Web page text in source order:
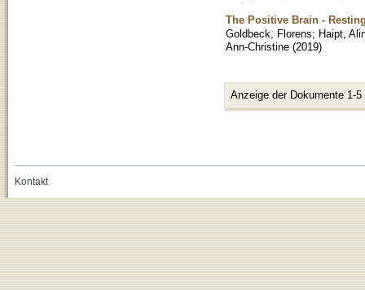
The Positive Brain -
Goldbeck, Florens; Haipt,
Ann-Christine (2019)
Anzeige der Dokumente 1-5
Kontakt